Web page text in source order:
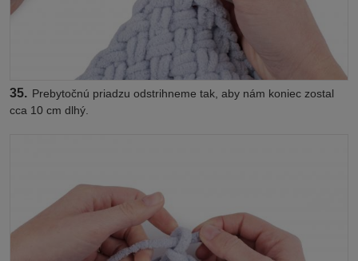
35. Prebytočnú priadzu odstrihneme tak, aby nám koniec zostal
cca 10 cm dlhý.